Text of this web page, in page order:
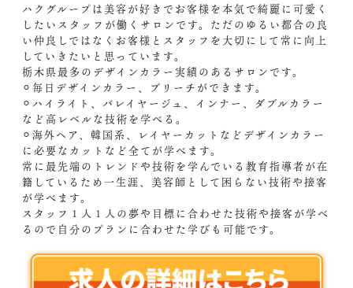
ハクグループは美容が好きでお客様を本気で綺麗に可愛く
したいスタッフが働くサロンです。ただのゆるい都合の良
い仲良しではなくお客様とスタッフを大切にして常に向上
していきたいと思っています。
栃木県最多のデザインカラー実績のあるサロンです。
⚪︎毎日デザインカラー、ブリーチができます。
⚪︎ハイライト、バレイヤージュ、インナー、ダブルカラー
など高レベルな技術を学べる。
⚪︎海外ヘア、韓国系、レイヤーカットなどデザインカラー
に必要なカットなど全てが学べます。
常に最先端のトレンドや技術を学んでいる教育指導者が在
籍しているため一生涯、美容師として困らない技術や接客
が学べます。
スタッフ１人１人の夢や目標に合わせた技術や接客が学べ
るので自分のプランに合わせた学びも可能です。